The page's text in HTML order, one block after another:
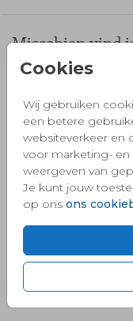
Cookies
Wij gebruiken
een betere
websiteverkeer en
voor marketing- en
weergeven van
Je kunt jouw
op ons ons
Misschien vind